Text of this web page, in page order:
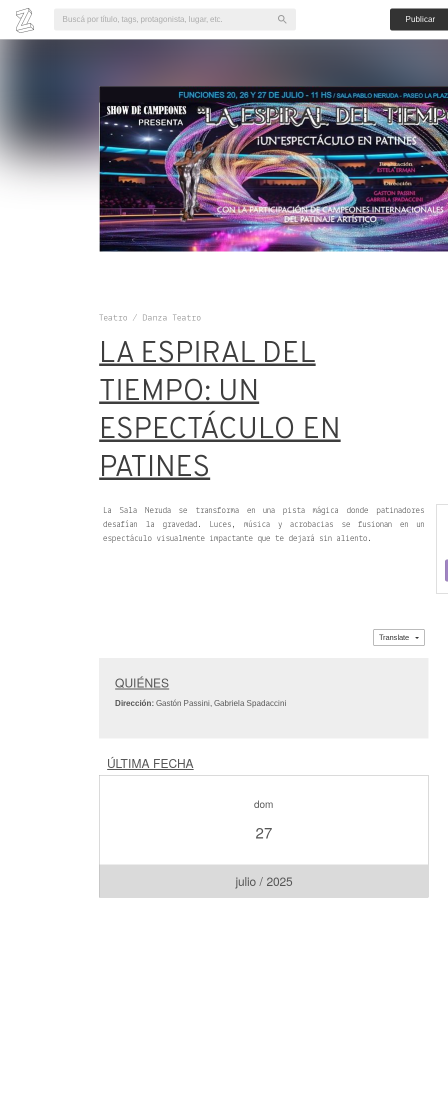
Publicar
Teatro / Danza Teatro
LA ESPIRAL DEL
TIEMPO: UN
ESPECTÁCULO EN
PATINES
La Sala Neruda se transforma en una pista mágica donde patinadores
desafían la gravedad. Luces, música y acrobacias se fusionan en un
espectáculo visualmente impactante que te dejará sin aliento.
Translate
QUIÉNES
Dirección: Gastón Passini, Gabriela Spadaccini
ÚLTIMA FECHA
dom
27
julio / 2025